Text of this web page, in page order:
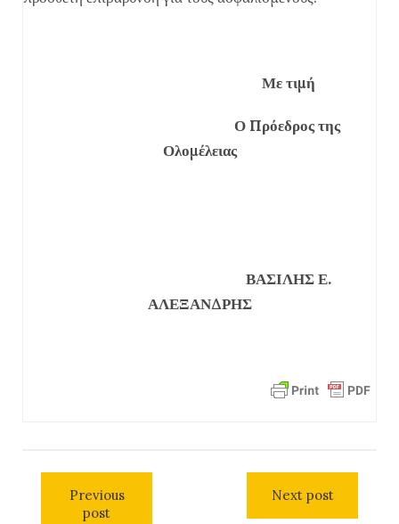
Με τιμή
Ο Πρόεδρος της
Ολομέλειας
ΒΑΣΙΛΗΣ Ε.
ΑΛΕΞΑΝΔΡΗΣ
Previous
post
Next post